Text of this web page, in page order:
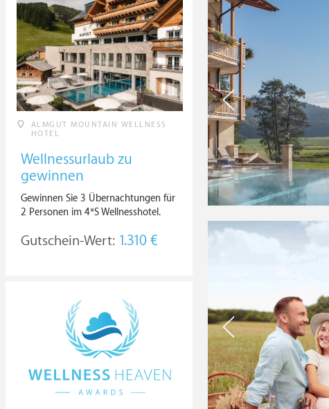
ALMGUT MOUNTAIN WELLNESS
HOTEL
Wellnessurlaub zu
gewinnen
Gewinnen Sie 3 Übernachtungen für
2 Personen im 4*S Wellnesshotel.
Gutschein-Wert: 1.310 €